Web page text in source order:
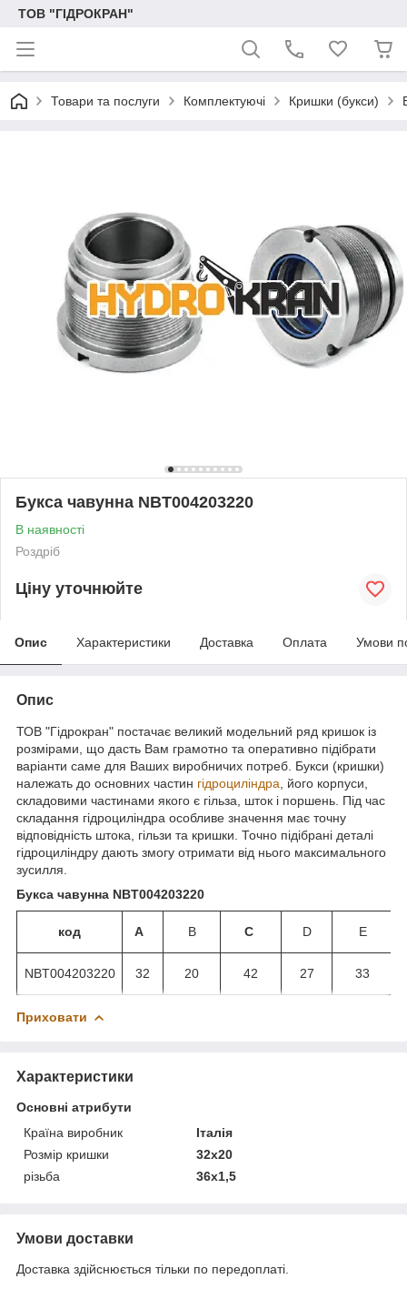
ТОВ "ГІДРОКРАН"
Товари та послуги Комплектуючі Кришки (букси)
Букса чавунна NBT004203220
В наявності
Роздріб
Ціну уточнюйте
Опис Характеристики Доставка Оплата Умови
Опис
ТОВ "Гідрокран" постачає великий модельний ряд кришок із
розмірами, що дасть Вам грамотно та оперативно підібрати
варіанти саме для Ваших виробничих потреб. Букси (кришки)
належать до основних частин гідроциліндра , його корпуси,
складовими частинами якого є гільза, шток і поршень. Під час
складання гідроциліндра особливе значення має точну
відповідність штока, гільзи та кришки. Точно підібрані деталі
гідроциліндру дають змогу отримати від нього максимального
зусилля.
Букса чавунна NBT004203220
код A B C D E
NBT004203220 32 20 42 27 33
Приховати
Характеристики
Основні атрибути
Країна виробник
Італія
Розмір кришки
32х20
різьба
36х1,5
Умови доставки
Доставка здійснюється тільки по передоплаті.